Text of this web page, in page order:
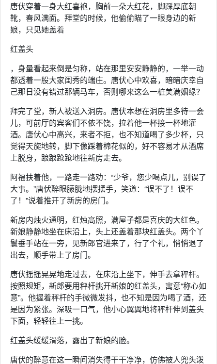
唐伏穿着一身大红喜袍，胸前一朵大红花，脚踩厚底朝
靴，春风满面。拜堂的时候，他偷偷瞄了一眼身边的新
娘，只见她盖着
红盖头
，身量看起来倒是匀称，站在那里安安静静的，一举一动
都透着一股大家闺秀的端庄。唐伏心中欢喜，暗暗庆幸自
己那日没有错过那辆马车，否则哪来这么一桩美满姻缘？
拜完了堂，新人被送入洞房。唐伏本想在洞房里多待一会
儿，可前厅的宾客们不依不饶，拉着他一杯接一杯地灌
酒。唐伏心中高兴，来者不拒，也不知道喝了多少杯，只
觉得天旋地转，脚下像踩着棉花似的，好不容易才从酒席
上脱身，踉踉跄跄地往新房走去。
阿福扶着他，一路走一路劝：“少爷，您少喝点儿，别误了
大事。”唐伏醉眼朦胧地摆摆手，笑道：“误不了！误不
了！”说着推开了新房的房门。
新房内烛火通明，红烛高照，满屋子都是喜庆的大红色。
新娘静静地坐在床沿上，头上还盖着那块红盖头。两个丫
鬟垂手站在一旁，见新郎官进来了，行了个礼，悄悄退了
出去，顺手带上了房门。
唐伏摇摇晃晃地走过去，在床沿上坐下，伸手去拿秤杆。
按照规矩，新郎要用秤杆挑开新娘的红盖头，寓意“称心如
意”。他握着秤杆的手微微发抖，也不知是因为喝了酒，还
是因为紧张。深吸一口气，他小心翼翼地将秤杆伸到盖头
下面，轻轻往上一挑。
红盖头缓缓滑落，露出了新娘的脸。
唐伏的醉意在这一瞬间消失得干干净净，仿佛被人兜头泼